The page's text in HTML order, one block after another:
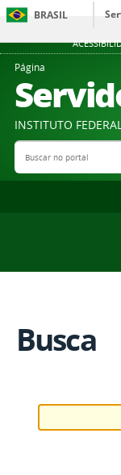
BRASIL
Página
INSTITUTO
Buscar no portal
Busca